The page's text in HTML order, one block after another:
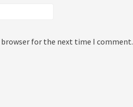
browser for the next time I comment.